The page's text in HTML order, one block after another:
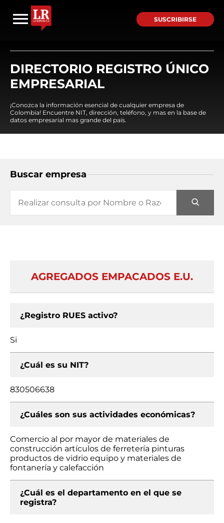
SUSCRIBIRSE
DIRECTORIO REGISTRO ÚNICO
EMPRESARIAL
¡Conozca la información esencial de cualquier empresa de
Colombia! Encuentre NIT, dirección, teléfono, y mas en la base de
datos empresarial mas grande del país.
Buscar empresa
AGREGADOS EMPACADOS E.U.
¿Registro RUES activo?
Si
¿Cuál es su NIT?
830506638
¿Cuáles son sus actividades económicas?
Comercio al por mayor de materiales de
construcción artículos de ferretería pinturas
productos de vidrio equipo y materiales de
fontanería y calefacción
¿Cuál es el departamento en el que se
registra?